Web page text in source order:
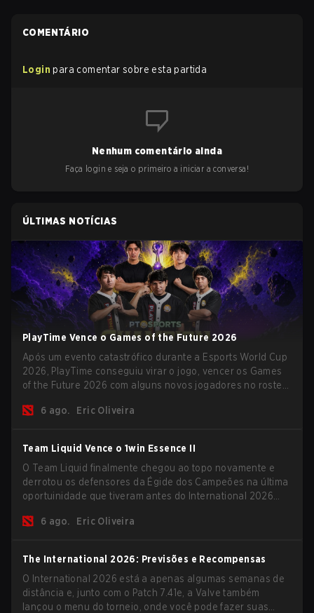
COMENTÁRIO
Login para comentar sobre esta partida
Nenhum comentário ainda
Faça login e seja o primeiro a iniciar a conversa!
ÚLTIMAS NOTÍCIAS
PlayTime Vence o Games of the Future 2026
Após um evento catastrófico durante a Esports World Cup
2026, PlayTime conseguiu virar o jogo, vencer os Games
of the Future 2026 com alguns novos jogadores no roster
da nova temporada.
6 ago. Eric Oliveira
Team Liquid Vence o 1win Essence II
O Team Liquid finalmente chegou ao topo novamente e
derrotou os defensores da Égide dos Campeões na última
oportuinidade que tiveram antes do International 2026
uma chance de glória eterna.
6 ago. Eric Oliveira
The International 2026: Previsões e Recompensas
O International 2026 está a apenas algumas semanas de
distância e, junto com o Patch 7.41e, a Valve também
lançou o menu do torneio, onde você pode fazer suas